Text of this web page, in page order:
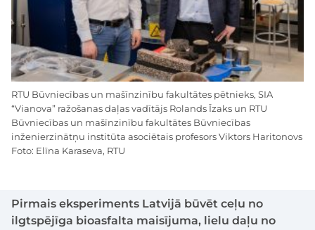
Pirmais eksperiments Latvijā būvēt ceļu no
ilgtspējīga bioasfalta maisījuma, lielu daļu no
RTU Būvniecības un mašīnzinību fakultātes pētnieks, SIA
“Vianova” ražošanas daļas vadītājs Rolands Īzaks un RTU
Būvniecības un mašīnzinību fakultātes Būvniecības
inženierzinātņu institūta asociētais profesors Viktors Haritonovs
Foto: Elīna Karaseva, RTU